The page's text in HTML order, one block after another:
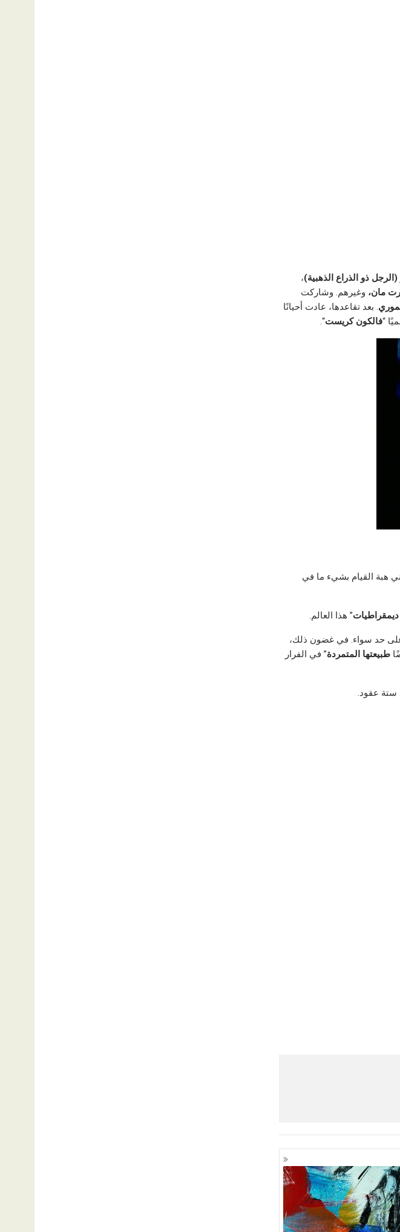
(الرجل ذو الذراع الذهبية)،
مان، وغيرهم. وشاركت
. بعد تقاعدها، عادت أحيانًا
“فالكون كريست“.
هبة القيام بشيء ما في
ديمقراطيات” هذا العالم.
على حد سواء. في غضون ذلك،
طبيعتها المتمردة” في الفرار
ستة عقود.